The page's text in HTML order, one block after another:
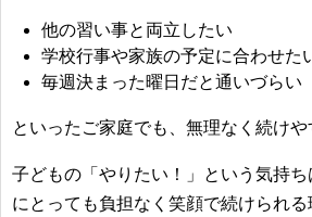
他の習い事と両立したい
学校行事や家族の予定に合わせた
毎週決まった曜日だと通いづらい
といったご家庭でも、無理なく続けや
子どもの「やりたい！」という気持
にとっても負担なく笑顔で続けられる